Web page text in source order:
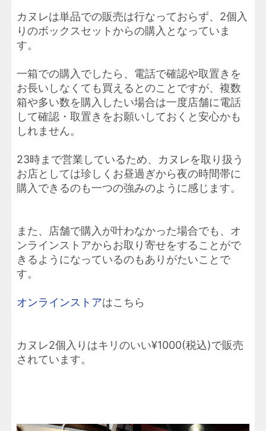
カヌレは単品での販売は行なっておらず、2個入
りのボックスセットからの購入となっていま
す。
一箱での購入でしたら、電話で確認や取置きを
お長いしなくても買えるとのことですが、複数
箱や多い数を購入したい場合は一度店舗に電話
して確認・取置きをお願いしておくと安心かも
しれません。
23時まで営業しているため、カヌレを取り扱う
お店としては珍しくお昼過ぎから夜の時間帯に
購入できるのも一つの強みのように感じます。
また、店舗で購入が叶わなかった場合でも、オ
ンラインストアからお取り寄せをすることがで
きるようになっているのもありがたいことで
す。
オンラインストアはこちら
カヌレ2個入りはキリのいい¥1000(税込)で販売
されています。